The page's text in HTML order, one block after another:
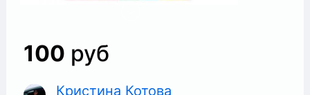
100 руб
Кристина Котова